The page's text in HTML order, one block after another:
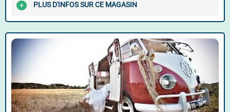
PLUS D'INFOS SUR CE MAGASIN